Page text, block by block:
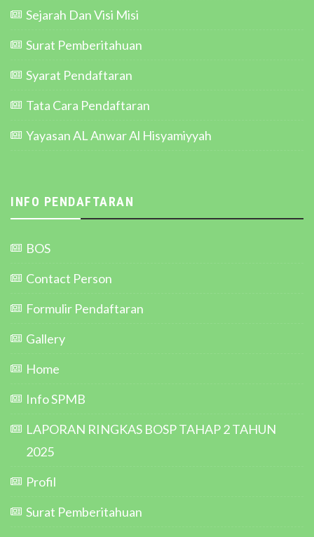
Sejarah Dan Visi Misi
Surat Pemberitahuan
Syarat Pendaftaran
Tata Cara Pendaftaran
Yayasan AL Anwar Al Hisyamiyyah
INFO PENDAFTARAN
BOS
Contact Person
Formulir Pendaftaran
Gallery
Home
Info SPMB
LAPORAN RINGKAS BOSP TAHAP 2 TAHUN
2025
Profil
Surat Pemberitahuan